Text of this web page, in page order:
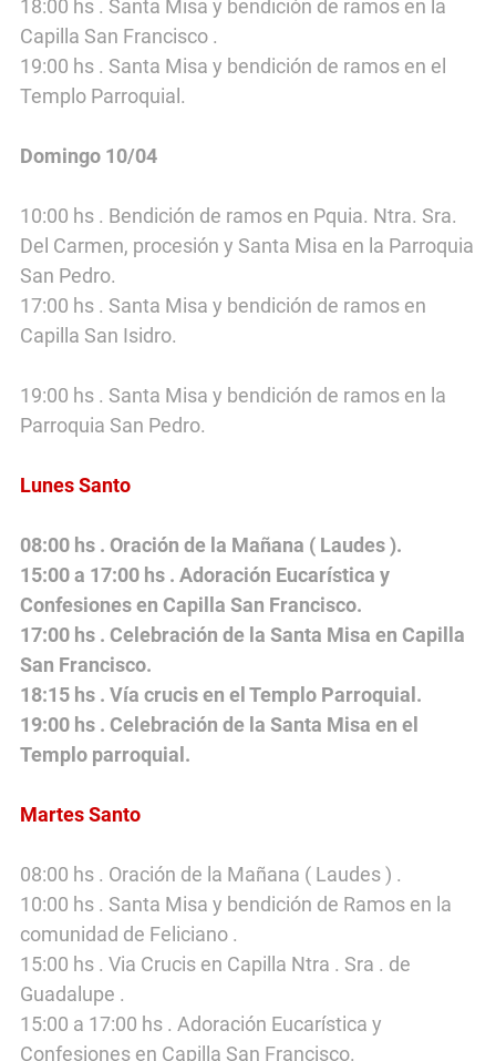
18:00 hs . Santa Misa y bendición de ramos en la
Capilla San Francisco .
19:00 hs . Santa Misa y bendición de ramos en el
Templo Parroquial.
Domingo 10/04
10:00 hs . Bendición de ramos en Pquia. Ntra. Sra.
Del Carmen, procesión y Santa Misa en la Parroquia
San Pedro.
17:00 hs . Santa Misa y bendición de ramos en
Capilla San Isidro.
19:00 hs . Santa Misa y bendición de ramos en la
Parroquia San Pedro.
Lunes Santo
08:00 hs . Oración de la Mañana ( Laudes ).
15:00 a 17:00 hs . Adoración Eucarística y
Confesiones en Capilla San Francisco.
17:00 hs . Celebración de la Santa Misa en Capilla
San Francisco.
18:15 hs . Vía crucis en el Templo Parroquial.
19:00 hs . Celebración de la Santa Misa en el
Templo parroquial.
Martes Santo
08:00 hs . Oración de la Mañana ( Laudes ) .
10:00 hs . Santa Misa y bendición de Ramos en la
comunidad de Feliciano .
15:00 hs . Via Crucis en Capilla Ntra . Sra . de
Guadalupe .
15:00 a 17:00 hs . Adoración Eucarística y
Confesiones en Capilla San Francisco.